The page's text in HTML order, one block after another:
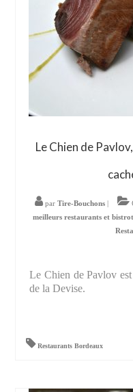
Le Chien de
par Tire-Bouchons
meilleurs restaurants et
Le Chien de Pavlov
de la Devise.
Restaurants Bordeaux